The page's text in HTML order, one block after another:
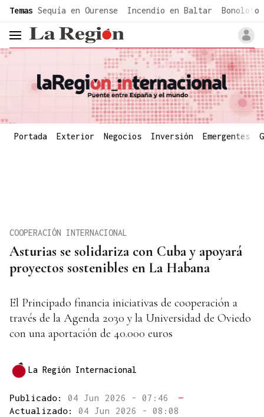
common.go-to-content
Temas Sequía en Ourense Incendio en Baltar Bonoloto
header.menu.open
Portada Exterior Negocios Inversión Emergentes
Asturias se solidariza con Cuba y apoyará
proyectos sostenibles en La Habana
COOPERACIÓN INTERNACIONAL
El Principado financia iniciativas de cooperación a
través de la Agenda 2030 y la Universidad de Oviedo
con una aportación de 40.000 euros
La Región Internacional
Publicado: 04 Jun 2026 - 07:46
—
Actualizado: 04 Jun 2026 - 08:08